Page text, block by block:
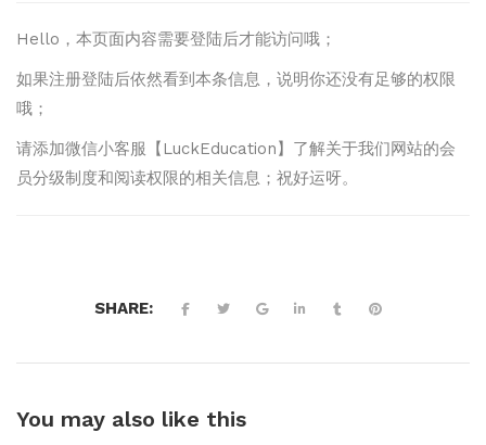
Hello，本页面内容需要登陆后才能访问哦；
如果注册登陆后依然看到本条信息，说明你还没有足够的权限
哦；
请添加微信小客服【LuckEducation】了解关于我们网站的会
员分级制度和阅读权限的相关信息；祝好运呀。
SHARE:
You may also like this